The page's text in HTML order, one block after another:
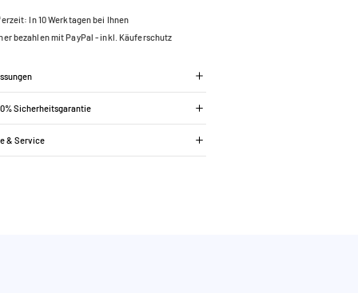
In 10 Werktagen bei Ihnen
bezahlen mit PayPal - inkl. Käuferschutz
Sicherheitsgarantie
& Service